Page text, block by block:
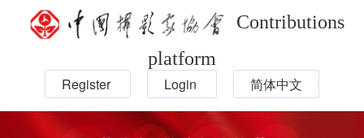
Contributions
platform
Register Login 简体中文